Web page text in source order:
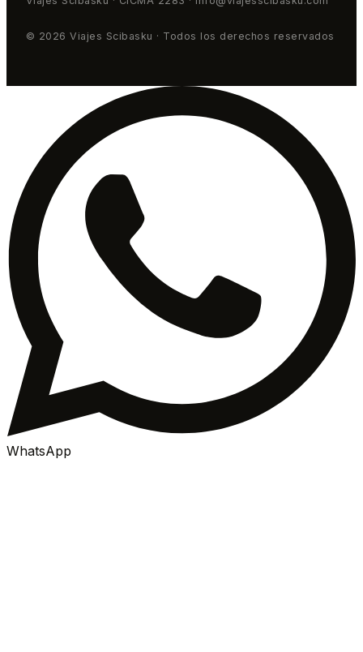
© 2026 Viajes Scibasku · Todos los derechos reservados
WhatsApp